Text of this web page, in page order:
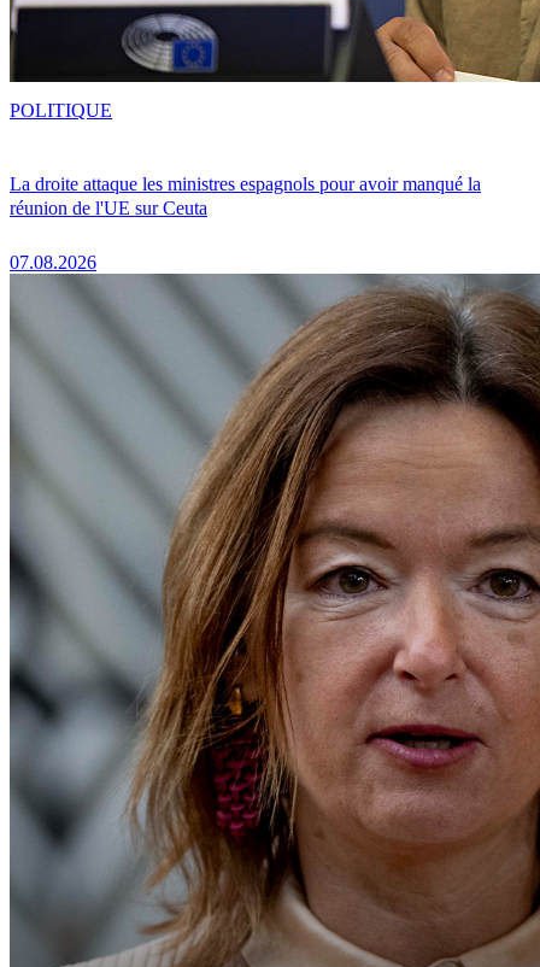
La droite attaque les ministres espagnols pour avoir manqué la
réunion de l'UE sur Ceuta
07.08.2026
POLITIQUE